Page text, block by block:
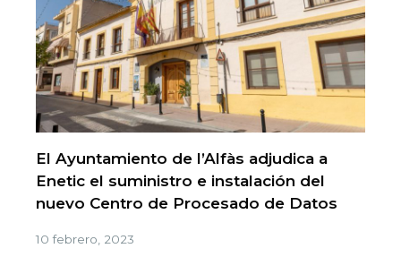
El Ayuntamiento de l’Alfàs adjudica a
Enetic el suministro e instalación del
nuevo Centro de Procesado de Datos
10 febrero, 2023